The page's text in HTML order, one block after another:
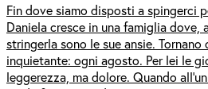
Fin dove siamo disposti a spingerci
Daniela cresce in una famiglia
stringerla sono le sue ansie.
inquietante: ogni agosto. Per lei le
leggerezza, ma dolore. Quando